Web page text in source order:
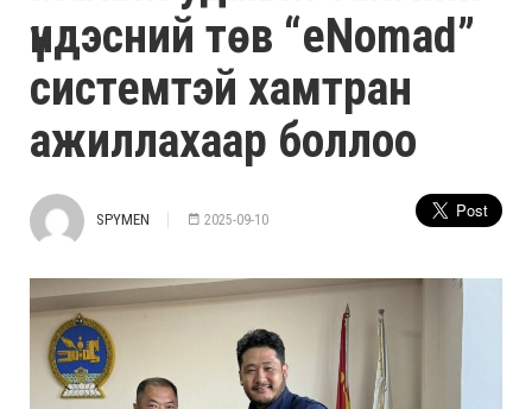
үндэсний төв “eNomad”
системтэй хамтран
ажиллахаар боллоо
SPYMEN 2025-09-10